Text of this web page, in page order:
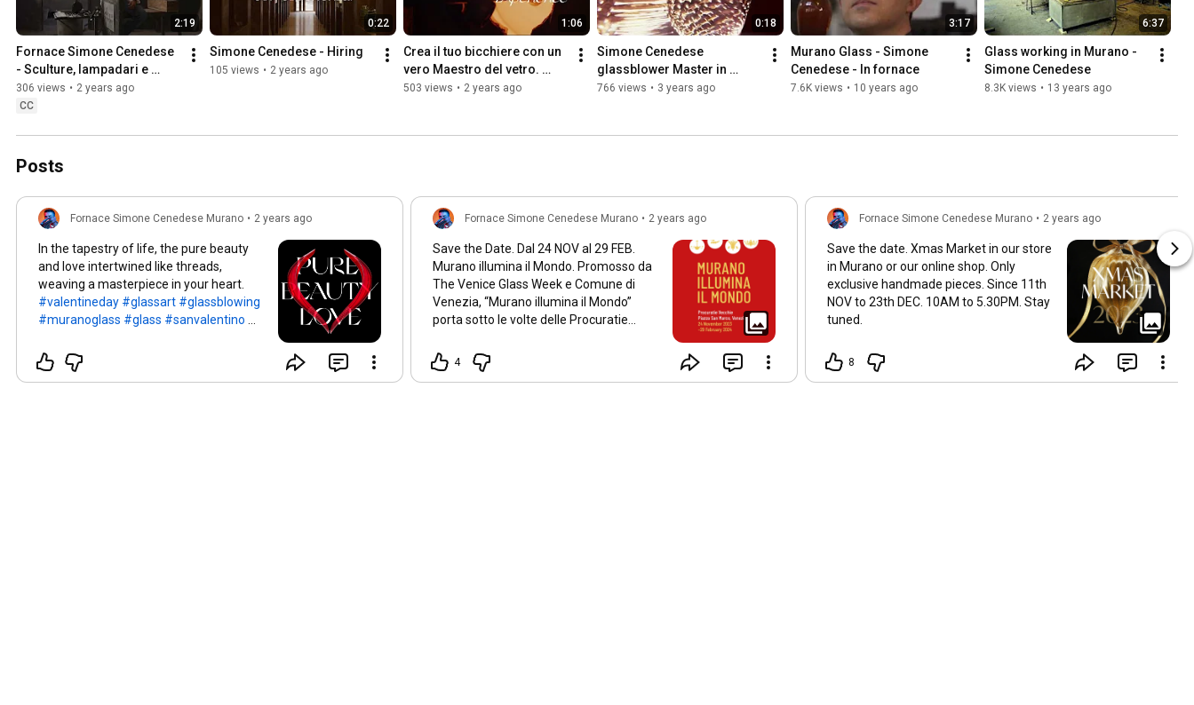
2:19
Fornace Simone Cenedese
- Sculture, lampadari e
design in Vetro di Murano -
Made in Italy
306 views • 2 years ago
CC
0:22
Simone Cenedese - Hiring
105 views • 2 years ago
1:06
Crea il tuo bicchiere con un
vero Maestro del vetro.
Workshop a Murano,
503 views • 2 years ago
0:18
Simone Cenedese
glassblower Master in
Murano
766 views • 3 years ago
3:17
Murano Glass - Simone
Cenedese - In fornace
7.6K views • 10 years ago
6:37
Glass working in Murano -
Simone Cenedese
8.3K views • 13 years ago
Posts
Fornace Simone Cenedese Murano • 2 years ago
In the tapestry of life, the pure beauty
and love intertwined like threads,
weaving a masterpiece in your heart.
#valentineday #glassart #glassblowing
#muranoglass #glass #sanvalentino
Fornace Simone Cenedese Murano • 2 years ago
Save the Date. Dal 24 NOV al 29 FEB.
Murano iIlumina il Mondo. Promosso da
The Venice Glass Week e Comune di
Venezia, “Murano iIlumina il Mondo”
porta sotto le volte delle Procuratie
lampadari in vetro realizzati da
altrettanti artisti di fama internazionale
4
Fornace Simone Cenedese Murano • 2 years ago
Save the date. Xmas Market in our store
in Murano or our online shop. Only
exclusive handmade pieces. Since 11th
NOV to 23th DEC. 10AM to 5.30PM. Stay
tuned.
8